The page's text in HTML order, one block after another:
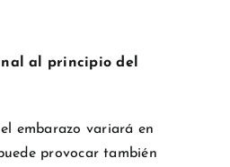
al principio del
embarazo variará en
provocar también